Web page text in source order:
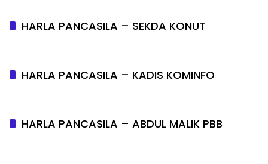
HARLA PANCASILA – SEKDA KONUT
HARLA PANCASILA – KADIS KOMINFO
HARLA PANCASILA – ABDUL MALIK PBB